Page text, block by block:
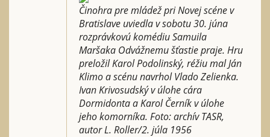
Činohra pre mládež pri Novej scéne v
Bratislave uviedla v sobotu 30. júna
rozprávkovú komédiu Samuila
Maršaka Odvážnemu šťastie praje. Hru
preložil Karol Podolinský, réžiu mal Ján
Klimo a scénu navrhol Vlado Zelienka.
Ivan Krivosudský v úlohe cára
Dormidonta a Karol Černík v úlohe
jeho komorníka. Foto: archív TASR,
autor L. Roller/2. júla 1956